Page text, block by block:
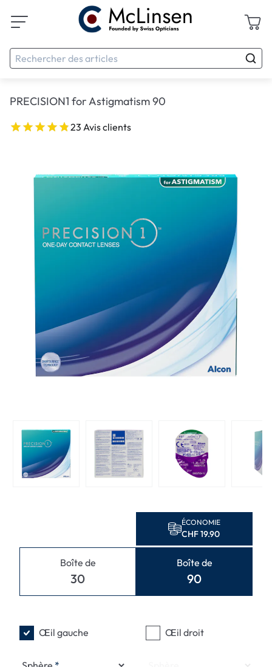
PRECISION1 for Astigmatism 90
23 Avis clients
Boîte de
30
ÉCONOMIE
CHF 19.90
Boîte de
90
Œil gauche Œil droit